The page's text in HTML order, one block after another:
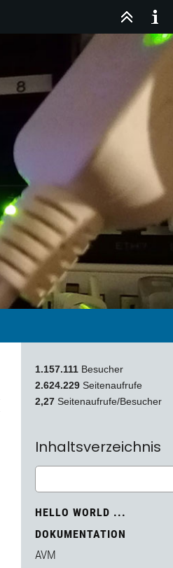
1.157.111 Besucher
2.624.229 Seitenaufrufe
2,27 Seitenaufrufe/Besucher
Inhaltsverzeichnis
HELLO WORLD ...
DOKUMENTATION
AVM